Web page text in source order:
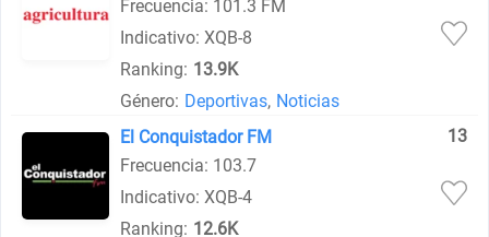
Frecuencia: 101.3 FM
Indicativo: XQB-8
Ranking: 13.9K
Género: Deportivas, Noticias
El Conquistador FM
13
Frecuencia: 103.7
Indicativo: XQB-4
Ranking: 12.6K